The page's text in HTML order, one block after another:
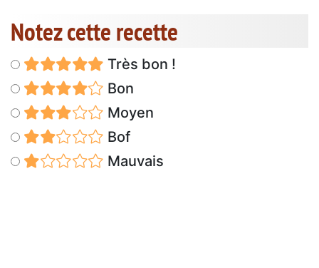
Notez cette recette
Très bon !
Bon
Moyen
Bof
Mauvais